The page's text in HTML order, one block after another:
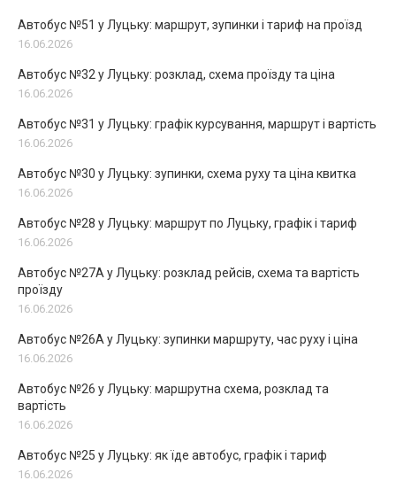
Автобус №51 у Луцьку: маршрут, зупинки і тариф на проїзд
16.06.2026
Автобус №32 у Луцьку: розклад, схема проїзду та ціна
16.06.2026
Автобус №31 у Луцьку: графік курсування, маршрут і вартість
16.06.2026
Автобус №30 у Луцьку: зупинки, схема руху та ціна квитка
16.06.2026
Автобус №28 у Луцьку: маршрут по Луцьку, графік і тариф
16.06.2026
Автобус №27А у Луцьку: розклад рейсів, схема та вартість
проїзду
16.06.2026
Автобус №26А у Луцьку: зупинки маршруту, час руху і ціна
16.06.2026
Автобус №26 у Луцьку: маршрутна схема, розклад та
вартість
16.06.2026
Автобус №25 у Луцьку: як їде автобус, графік і тариф
16.06.2026